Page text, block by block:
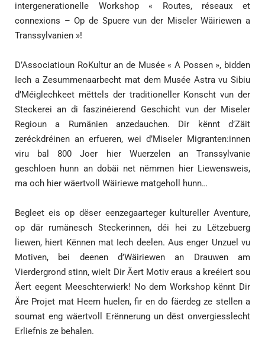
intergenerationelle Workshop « Routes, réseaux et
connexions – Op de Spuere vun der Miseler Wäiriewen a
Transsylvanien »!
D’Associatioun RoKultur an de Musée « A Possen », bidden
Iech a Zesummenaarbecht mat dem Musée Astra vu Sibiu
d’Méiglechkeet mëttels der traditioneller Konscht vun der
Steckerei an di faszinéierend Geschicht vun der Miseler
Regioun a Rumänien anzedauchen. Dir kënnt d’Zäit
zeréckdréinen an erfueren, wei d’Miseler Migranten:innen
viru bal 800 Joer hier Wuerzelen an Transsylvanie
geschloen hunn an dobäi net nëmmen hier Liewensweis,
ma och hier wäertvoll Wäiriewe matgeholl hunn…
Begleet eis op dëser eenzegaarteger kultureller Aventure,
op där rumänesch Steckerinnen, déi hei zu Lëtzebuerg
liewen, hiert Kënnen mat Iech deelen. Aus enger Unzuel vu
Motiven, bei deenen d’Wäiriewen an Drauwen am
Vierdergrond stinn, wielt Dir Äert Motiv eraus a kreéiert sou
Äert eegent Meeschterwierk! No dem Workshop kënnt Dir
Äre Projet mat Heem huelen, fir en do fäerdeg ze stellen a
soumat eng wäertvoll Erënnerung un dëst onvergiesslecht
Erliefnis ze behalen.